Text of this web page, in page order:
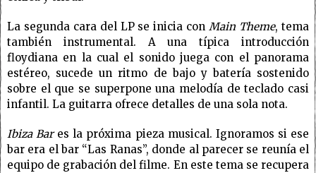
La segunda cara del LP se inicia conMain Theme, tema
también instrumental. A una típica introducción
floydiana en la cual el sonido juega con el panorama
estéreo, sucede un ritmo de bajo y batería sostenido
sobre el que se superpone una melodía de teclado casi
infantil. La guitarra ofrece detalles de una sola nota.
Ibiza Bares la próxima pieza musical. Ignoramos si ese
bar era el bar “Las Ranas”, donde al parecer se reunía el
equipo de grabación del filme. En este tema se recupera